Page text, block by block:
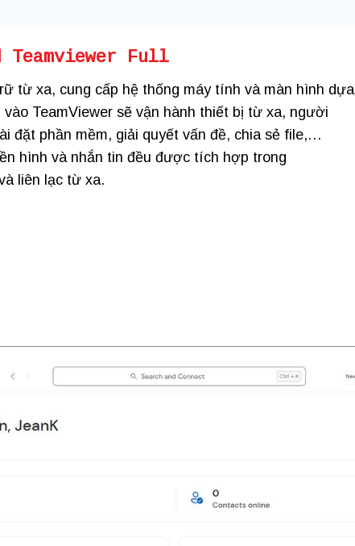
Teamviewer Full
từ xa, cung cấp hệ thống máy tính và màn hình dựa
TeamViewer sẽ vận hành thiết bị từ xa, người
đặt phần mềm, giải quyết vấn đề, chia sẻ file,…
hình và nhắn tin đều được tích hợp trong
liên lạc từ xa.